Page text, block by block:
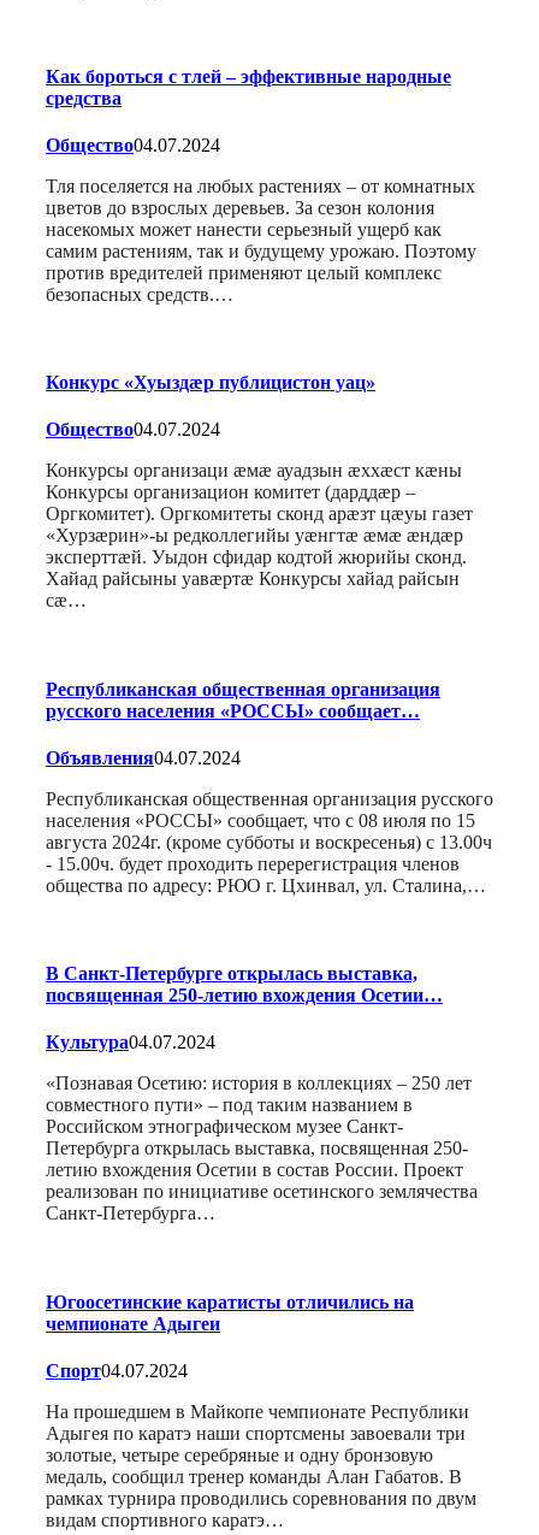
Как бороться с тлей – эффективные народные
средства
Общество04.07.2024
Тля поселяется на любых растениях – от комнатных
цветов до взрослых деревьев. За сезон колония
насекомых может нанести серьезный ущерб как
самим растениям, так и будущему урожаю. Поэтому
против вредителей применяют целый комплекс
безопасных средств.…
Конкурс «Хуыздæр публицистон уац»
Общество04.07.2024
Конкурсы организаци æмæ ауадзын æххæст кæны
Конкурсы организацион комитет (дарддæр –
Оргкомитет). Оргкомитеты сконд арæзт цæуы газет
«Хурзæрин»-ы редколлегийы уæнгтæ æмæ æндæр
эксперттæй. Уыдон сфидар кодтой жюрийы сконд.
Хайад райсыны уавæртæ Конкурсы хайад райсын
сæ…
Республиканская общественная организация
русского населения «РОССЫ» сообщает…
Объявления04.07.2024
Республиканская общественная организация русского
населения «РОССЫ» сообщает, что с 08 июля по 15
августа 2024г. (кроме субботы и воскресенья) с 13.00ч
- 15.00ч. будет проходить перерегистрация членов
общества по адресу: РЮО г. Цхинвал, ул. Сталина,…
В Санкт-Петербурге открылась выставка,
посвященная 250-летию вхождения Осетии…
Культура04.07.2024
«Познавая Осетию: история в коллекциях – 250 лет
совместного пути» – под таким названием в
Российском этнографическом музее Санкт-
Петербурга открылась выставка, посвященная 250-
летию вхождения Осетии в состав России. Проект
реализован по инициативе осетинского землячества
Санкт-Петербурга…
Югоосетинские каратисты отличились на
чемпионате Адыгеи
Спорт04.07.2024
На прошедшем в Майкопе чемпионате Республики
Адыгея по каратэ наши спортсмены завоевали три
золотые, четыре серебряные и одну бронзовую
медаль, сообщил тренер команды Алан Габатов. В
рамках турнира проводились соревнования по двум
видам спортивного каратэ…